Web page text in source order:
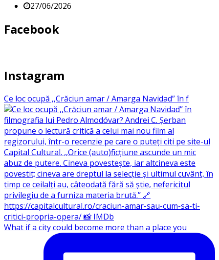
27/06/2026
Facebook
Instagram
Ce loc ocupă ,,Crăciun amar / Amarga Navidad” în f
What if a city could become more than a place you